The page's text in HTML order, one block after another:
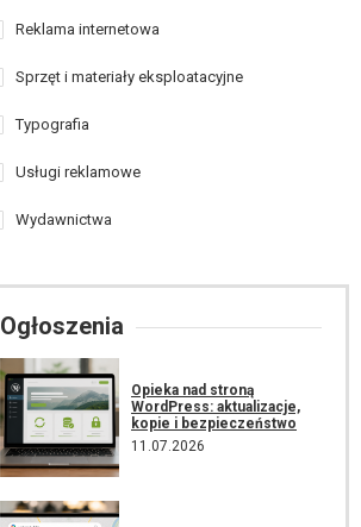
Reklama internetowa
Sprzęt i materiały eksploatacyjne
Typografia
Usługi reklamowe
Wydawnictwa
Ogłoszenia
Opieka nad stroną
WordPress: aktualizacje,
kopie i bezpieczeństwo
11.07.2026